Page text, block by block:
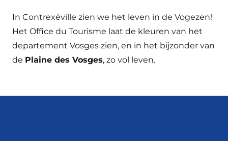
In Contrexéville zien we het leven in de Vogezen!
Het Office du Tourisme laat de kleuren van het
departement Vosges zien, en in het bijzonder van
de Plaine des Vosges, zo vol leven.